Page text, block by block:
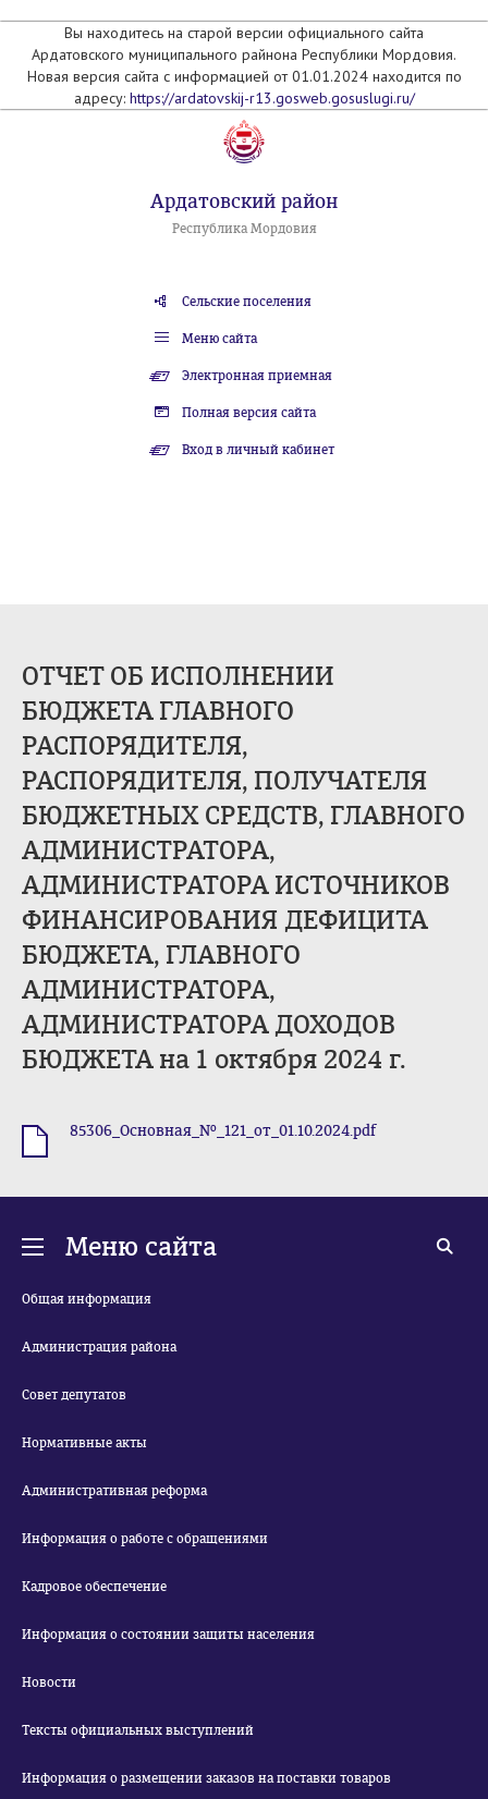
Вы находитесь на старой версии официального сайта
Ардатовского муниципального райнона Республики Мордовия.
Новая версия сайта с информацией от 01.01.2024 находится по
адресу: https://ardatovskij-r13.gosweb.gosuslugi.ru/
Ардатовский район
Республика Мордовия
Сельские поселения
Меню сайта
Электронная приемная
Полная версия сайта
Вход в личный кабинет
ОТЧЕТ ОБ ИСПОЛНЕНИИ
БЮДЖЕТА ГЛАВНОГО
РАСПОРЯДИТЕЛЯ,
РАСПОРЯДИТЕЛЯ, ПОЛУЧАТЕЛЯ
БЮДЖЕТНЫХ СРЕДСТВ, ГЛАВНОГО
АДМИНИСТРАТОРА,
АДМИНИСТРАТОРА ИСТОЧНИКОВ
ФИНАНСИРОВАНИЯ ДЕФИЦИТА
БЮДЖЕТА, ГЛАВНОГО
АДМИНИСТРАТОРА,
АДМИНИСТРАТОРА ДОХОДОВ
БЮДЖЕТА на 1 октября 2024 г.
85306_Основная_№_121_от_01.10.2024.pdf
Меню сайта
Общая информация
Администрация района
Совет депутатов
Нормативные акты
Административная реформа
Информация о работе с обращениями
Кадровое обеспечение
Информация о состоянии защиты населения
Новости
Тексты официальных выступлений
Информация о размещении заказов на поставки товаров